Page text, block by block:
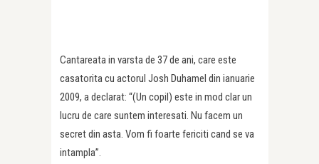
Cantareata in varsta de 37 de ani, care este
casatorita cu actorul Josh Duhamel din ianuarie
2009, a declarat: “(Un copil) este in mod clar un
lucru de care suntem interesati. Nu facem un
secret din asta. Vom fi foarte fericiti cand se va
intampla”.